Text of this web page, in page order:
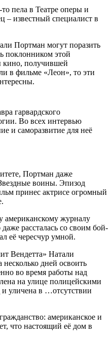
пела в Театре оперы и
– известный специалист в
Портман могут поразить
поклонником этой
кино, получившей
в фильме «Леон», то эти
гарвардского
Во всех интервью
и саморазвитие для неё
Портман даже
воины. Эпизод
принес актрисе огромный
американскому журналу
рассталась со своим бой-
её чересчур умной.
Вендетта» Натали
дней освоить
во время работы над
на улице полицейскими
уличена в …отсутствии
американское и
что настоящий её дом в